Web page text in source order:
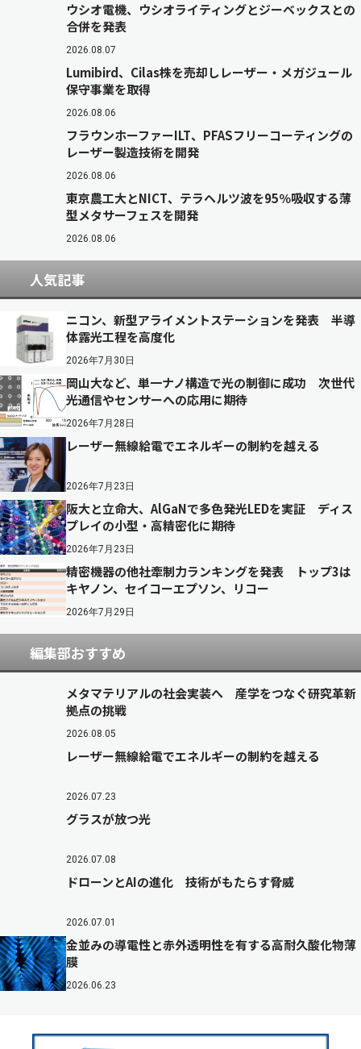
ウシオ電機、ウシオライティングとジーベックスとの
合併を発表
2026.08.07
Lumibird、Cilas株を売却しレーザー・メガジュール
保守事業を取得
2026.08.06
フラウンホーファーILT、PFASフリーコーティングの
レーザー製造技術を開発
2026.08.06
東京農工大とNICT、テラヘルツ波を95％吸収する薄
型メタサーフェスを開発
2026.08.06
人気記事
ニコン、新型アライメントステーションを発表 半導
体露光工程を高度化
2026年7月30日
岡山大など、単一ナノ構造で光の制御に成功 次世代
光通信やセンサーへの応用に期待
2026年7月28日
レーザー無線給電でエネルギーの制約を越える
2026年7月23日
阪大と立命大、AlGaNで多色発光LEDを実証 ディス
プレイの小型・高精密化に期待
2026年7月23日
精密機器の他社牽制力ランキングを発表 トップ3は
キヤノン、セイコーエプソン、リコー
2026年7月29日
編集部おすすめ
メタマテリアルの社会実装へ 産学をつなぐ研究革新
拠点の挑戦
2026.08.05
レーザー無線給電でエネルギーの制約を越える
2026.07.23
グラスが放つ光
2026.07.08
ドローンとAIの進化 技術がもたらす脅威
2026.07.01
金並みの導電性と赤外透明性を有する高耐久酸化物薄
膜
2026.06.23